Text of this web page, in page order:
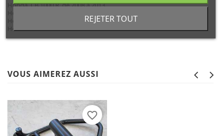
Honda CB 1000 R de 2008 à 2013
Honda Crossrunner de 2011 à 2013
Honda VFR 750 F de 1990 à 1997
Honda VFR 800/ V-Tec de 1998 à 2013
VOUS AIMEREZ AUSSI
favorite_border
REJETER TOUT